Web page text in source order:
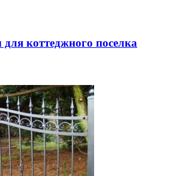
коттеджного поселка